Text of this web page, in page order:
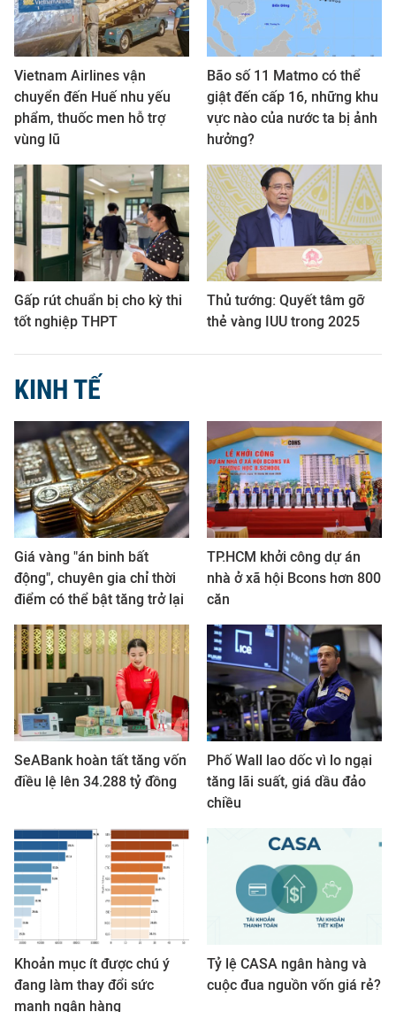
Vietnam Airlines vận
chuyển đến Huế nhu yếu
phẩm, thuốc men hỗ trợ
vùng lũ
Bão số 11 Matmo có thể
giật đến cấp 16, những khu
vực nào của nước ta bị ảnh
hưởng?
Gấp rút chuẩn bị cho kỳ thi
tốt nghiệp THPT
Thủ tướng: Quyết tâm gỡ
thẻ vàng IUU trong 2025
KINH TẾ
Giá vàng "án binh bất
động", chuyên gia chỉ thời
điểm có thể bật tăng trở lại
TP.HCM khởi công dự án
nhà ở xã hội Bcons hơn 800
căn
SeABank hoàn tất tăng vốn
điều lệ lên 34.288 tỷ đồng
Phố Wall lao dốc vì lo ngại
tăng lãi suất, giá dầu đảo
chiều
Khoản mục ít được chú ý
đang làm thay đổi sức
mạnh ngân hàng
Tỷ lệ CASA ngân hàng và
cuộc đua nguồn vốn giá rẻ?